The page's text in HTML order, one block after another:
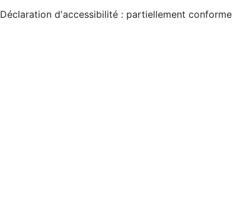
Déclaration d'accessibilité : partiellement conforme